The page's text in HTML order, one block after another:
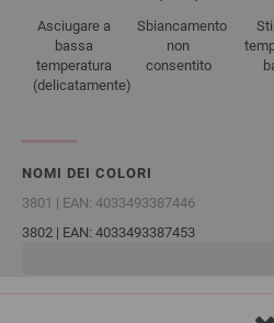
Asciugare a
bassa
temperatura
(delicatamente)
Sbiancamento
non
consentito
NOMI DEI COLORI
3801 | EAN: 4033493387446
3802 | EAN: 4033493387453
3804 | EAN: 4033493387477